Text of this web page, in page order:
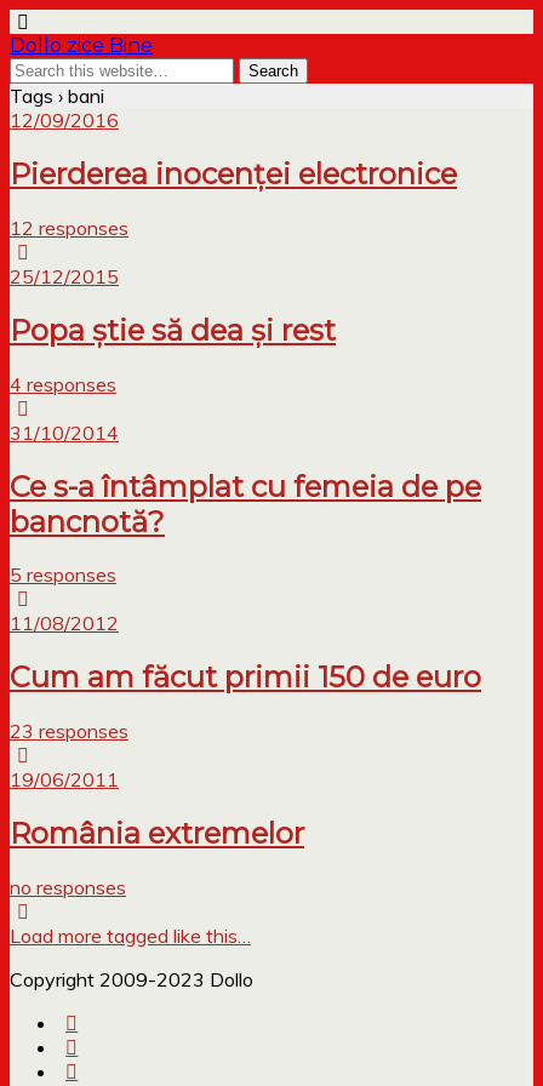
Dollo zice Bine
Tags › bani
12/09/2016
Pierderea inocenței electronice
12 responses
25/12/2015
Popa știe să dea și rest
4 responses
31/10/2014
Ce s-a întâmplat cu femeia de pe
bancnotă?
5 responses
11/08/2012
Cum am făcut primii 150 de euro
23 responses
19/06/2011
România extremelor
no responses
Load more tagged like this…
Copyright 2009-2023 Dollo